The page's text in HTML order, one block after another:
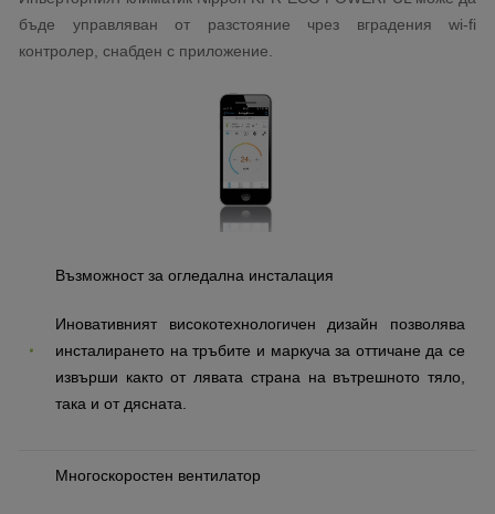
бъде управляван от разстояние чрез вградения wi-fi
контролер, снабден с приложение.
Възможност за огледална инсталация
Иновативният високотехнологичен дизайн позволява
инсталирането на тръбите и маркуча за оттичане да се
извърши както от лявата страна на вътрешното тяло,
така и от дясната.
Многоскоростен вентилатор